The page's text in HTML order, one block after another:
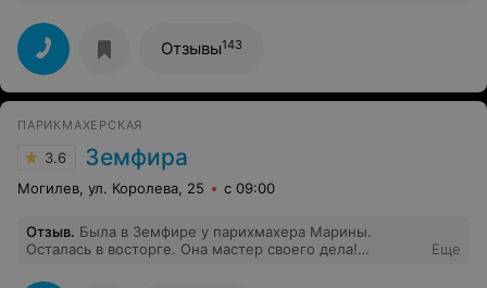
пишут конкуренты, это очевидно.
Отзывы143
ПАРИКМАХЕРСКАЯ
3.6 Земфира
Могилев, ул. Королева, 25 с 09:00
Отзыв. Была в Земфире у парихмахера Марины.
Осталась в восторге. Она мастер своего дела!
делает прекрасные прически, которые только
Еще